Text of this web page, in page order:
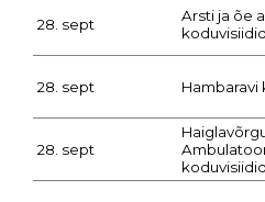
28. sept
Arsti ja õe
koduvisiidid
28. sept Hambaravi
28. sept
koduvisiidid